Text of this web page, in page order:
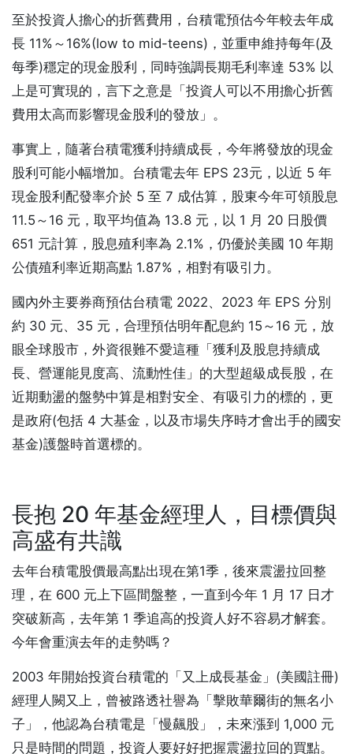
至於投資人擔心的折舊費用，台積電預估今年較去年成
長 11%～16%(low to mid-teens)，並重申維持每年(及
每季)穩定的現金股利，同時強調長期毛利率達 53% 以
上是可實現的，言下之意是「投資人可以不用擔心折舊
費用太高而影響現金股利的發放」。
事實上，隨著台積電獲利持續成長，今年將發放的現金
股利可能小幅增加。台積電去年 EPS 23元，以近 5 年
現金股利配發率介於 5 至 7 成估算，股東今年可領股息
11.5～16 元，取平均值為 13.8 元，以 1 月 20 日股價
651 元計算，股息殖利率為 2.1%，仍優於美國 10 年期
公債殖利率近期高點 1.87%，相對有吸引力。
國內外主要券商預估台積電 2022、2023 年 EPS 分別
約 30 元、35 元，合理預估明年配息約 15～16 元，放
眼全球股市，外資很難不愛這種「獲利及股息持續成
長、營運能見度高、流動性佳」的大型超級成長股，在
近期動盪的盤勢中算是相對安全、有吸引力的標的，更
是政府(包括 4 大基金，以及市場失序時才會出手的國安
基金)護盤時首選標的。
長抱 20 年基金經理人，目標價與
高盛有共識
去年台積電股價最高點出現在第1季，後來震盪拉回整
理，在 600 元上下區間盤整，一直到今年 1 月 17 日才
突破新高，去年第 1 季追高的投資人好不容易才解套。
今年會重演去年的走勢嗎？
2003 年開始投資台積電的「又上成長基金」(美國註冊)
經理人闕又上，曾被路透社譽為「擊敗華爾街的無名小
子」，他認為台積電是「慢飆股」，未來漲到 1,000 元
只是時間的問題，投資人要好好把握震盪拉回的買點。